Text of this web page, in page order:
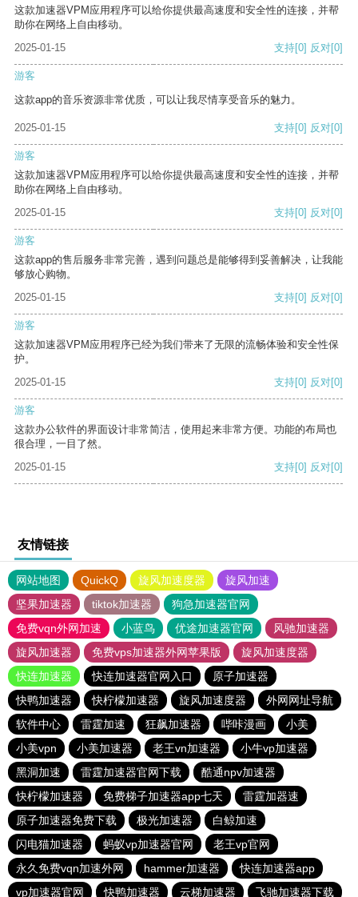
这款加速器VPM应用程序可以给你提供最高速度和安全性的连接，并帮
助你在网络上自由移动。
2025-01-15
支持[0] 反对[0]
游客
这款app的音乐资源非常优质，可以让我尽情享受音乐的魅力。
2025-01-15 支持[0] 反对[0]
游客
这款加速器VPM应用程序可以给你提供最高速度和安全性的连接，并帮
助你在网络上自由移动。
2025-01-15
支持[0] 反对[0]
游客
这款app的售后服务非常完善，遇到问题总是能够得到妥善解决，让我能
够放心购物。
2025-01-15
支持[0] 反对[0]
游客
这款加速器VPM应用程序已经为我们带来了无限的流畅体验和安全性保
护。
2025-01-15
支持[0] 反对[0]
游客
这款办公软件的界面设计非常简洁，使用起来非常方便。功能的布局也
很合理，一目了然。
2025-01-15
支持[0] 反对[0]
友情链接
网站地图 QuickQ 旋风加速度器
旋风加速
坚果加速器
tiktok加速器
狗急加速器官网
免费vqn外网加速
小蓝鸟 优途加速器官网
风驰加速器
旋风加速器
免费vps加速器外网苹果版
旋风加速度器
快连加速器
快连加速器官网入口
原子加速器
快鸭加速器
快柠檬加速器 旋风加速度器
外网网址导航
软件中心
雷霆加速 狂飙加速器 哔咔漫画
小美
小美vpn
小美加速器 老王vn加速器
小牛vp加速器
黑洞加速
雷霆加速器官网下载
酷通npv加速器
快柠檬加速器
免费梯子加速器app七天
雷霆加器速
原子加速器免费下载
极光加速器
白鲸加速
闪电猫加速器
蚂蚁vp加速器官网
老王vp官网
永久免费vqn加速外网
hammer加速器
快连加速器app
vp加速器官网
快鸭加速器 云梯加速器 飞驰加速器下载